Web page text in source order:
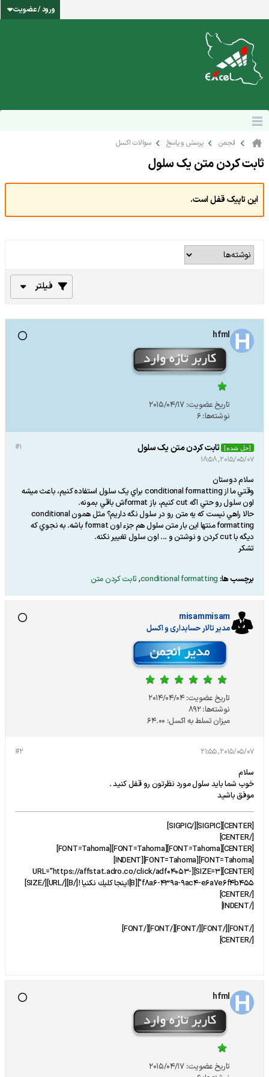
ورود / عضویت
انجمن پرسش و پاسخ سوالات اکسل
ثابت کردن متن يک سلول
این تاپیک قفل است.
فیلتر
hfml
تاریخ عضویت: 2015/04/17
نوشته‌ها: 6
#1 [حل شده] ثابت کردن متن يک سلول
2015/05/07, 18:58
سلام دوستان
وقتي ما از conditional formatting براي يک سلول استفاده کنيم، باعث ميشه
اون سلول رو حتي اگه cut کنيم، باز formatش باقي بمونه.
حالا راهي نيست که يه متن رو در سلول نگه داريم؟ مثل همون conditional
formatting منتها اين بار متن سلول هم جزء اون format باشه. به نجوي که
ديگه با cut کردن و نوشتن و ... اون سلول تغيير نکنه.
تشکر
برچسب ها: conditional formatting
, ثابت کردن متن
misammisam
مدير تالار حسابداری و اکسل
تاریخ عضویت: 2014/04/04
نوشته‌ها:892
میزان تسلط به اکسل: 64.00
#2 2015/05/07, 21:55
سلام
خوب شما باید سلول مورد نظرتون رو قفل کنید .
موفق باشید
[CENTER][SIGPIC][/SIGPIC]
[/CENTER]
[CENTER][FONT=Tahoma][FONT=Tahoma][FONT=Tahoma]
[FONT=Tahoma][FONT=Tahoma][INDENT]
[CENTER][SIZE=3][URL="https://affstat.adro.co/click/adf04053-
f8a6-439a-9ac4-e6a7e6f4b455"][B]اينجا كليك نكنيا ![/B][/URL][/SIZE]
[/CENTER]
[/INDENT]
[/FONT][/FONT][/FONT][/FONT][/FONT]
[/CENTER]
hfml
تاریخ عضویت: 2015/04/17